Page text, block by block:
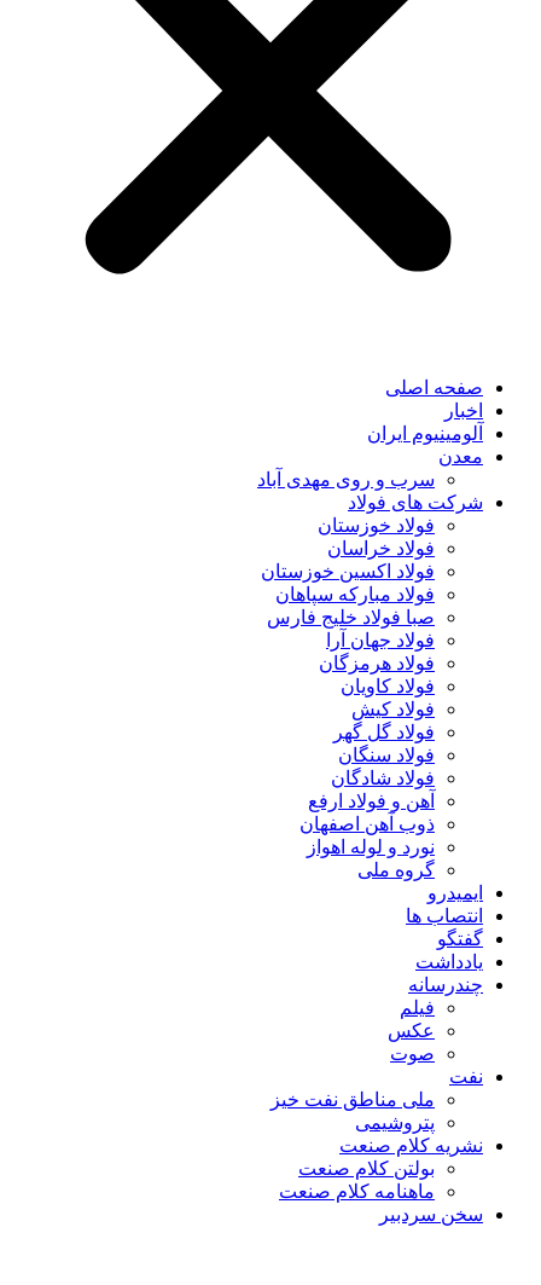
صفحه اصلی
اخبار
آلومینیوم ایران
معدن
سرب و روی مهدی آباد
شرکت های فولاد
فولاد خوزستان
فولاد خراسان
فولاد اکسین خوزستان
فولاد مبارکه سپاهان
صبا فولاد خلیج فارس
فولاد جهان آرا
فولاد هرمزگان
فولاد کاویان
فولاد کیش
فولاد گل گهر
فولاد سنگان
فولاد شادگان
آهن و فولاد ارفع
ذوب آهن اصفهان
نورد و لوله اهواز
گروه ملی
ایمیدرو
انتصاب ها
گفتگو
یادداشت
چندرسانه
فیلم
عکس
صوت
نفت
ملی مناطق نفت خیز
پتروشیمی
نشریه کلام صنعت
بولتن کلام صنعت
ماهنامه کلام صنعت
سخن سردبیر